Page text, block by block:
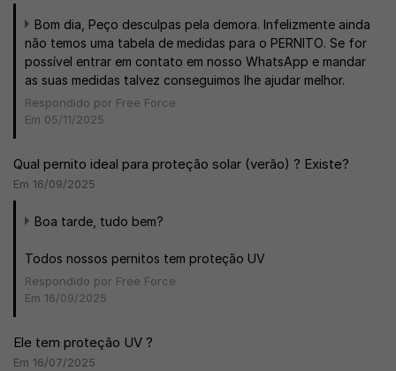
Bom dia, Peço desculpas pela demora. Infelizmente ainda
não temos uma tabela de medidas para o PERNITO. Se for
possível entrar em contato em nosso WhatsApp e mandar
as suas medidas talvez conseguimos lhe ajudar melhor.
Respondido por Free Force
Em 05/11/2025
Qual pernito ideal para proteção solar (verão) ? Existe?
Em 16/09/2025
Boa tarde, tudo bem?
Todos nossos pernitos tem proteção UV
Respondido por Free Force
Em 16/09/2025
Ele tem proteção UV ?
Em 16/07/2025